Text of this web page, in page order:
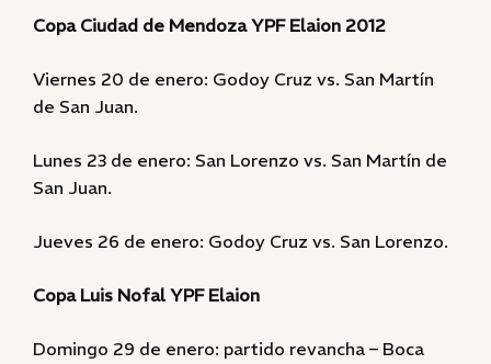
Copa Ciudad de Mendoza YPF Elaion 2012
Viernes 20 de enero: Godoy Cruz vs. San Martín
de San Juan.
Lunes 23 de enero: San Lorenzo vs. San Martín de
San Juan.
Jueves 26 de enero: Godoy Cruz vs. San Lorenzo.
Copa Luis Nofal YPF Elaion
Domingo 29 de enero: partido revancha – Boca